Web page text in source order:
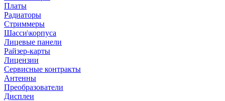
Платы
Радиаторы
Стриммеры
Шасси\корпуса
Лицевые панели
Райзер-карты
Лицензии
Сервисные контракты
Антенны
Преобразователи
Дисплеи